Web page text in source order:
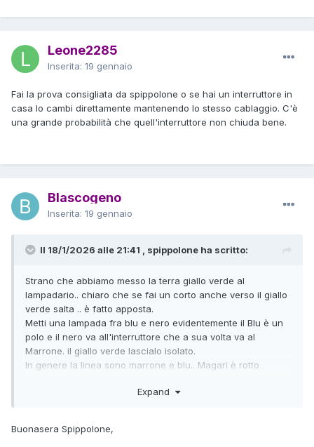
Leone2285
Inserita: 19 gennaio
Fai la prova consigliata da spippolone o se hai un interruttore in
casa lo cambi direttamente mantenendo lo stesso cablaggio. C'è
una grande probabilità che quell'interruttore non chiuda bene.
Blascogeno
Inserita: 19 gennaio
Il 18/1/2026 alle 21:41 , spippolone ha scritto:
Strano che abbiamo messo la terra giallo verde al
lampadario.. chiaro che se fai un corto anche verso il giallo
verde salta .. è fatto apposta.
Metti una lampada fra blu e nero evidentemente il Blu è un
polo e il nero va all'interruttore che a sua volta va al
Marrone. il giallo verde lascialo isolato.
In genere la linea sono marrone e blu.. Magari è rotto
marrone e il nero dell'interruttore se sono a filamento
La foto che hai postato non è molto chiara.. si vedono 3
Expand
Buonasera Spippolone,